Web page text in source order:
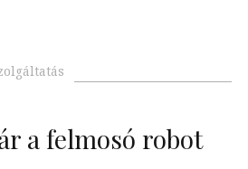
a felmosó robot